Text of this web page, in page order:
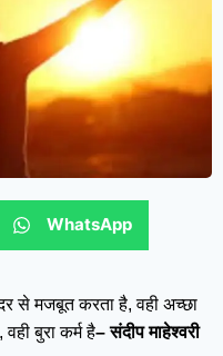
WhatsApp
से मजबूत करता है, वही अच्छा
बुरा कर्म है– संदीप माहेश्वरी